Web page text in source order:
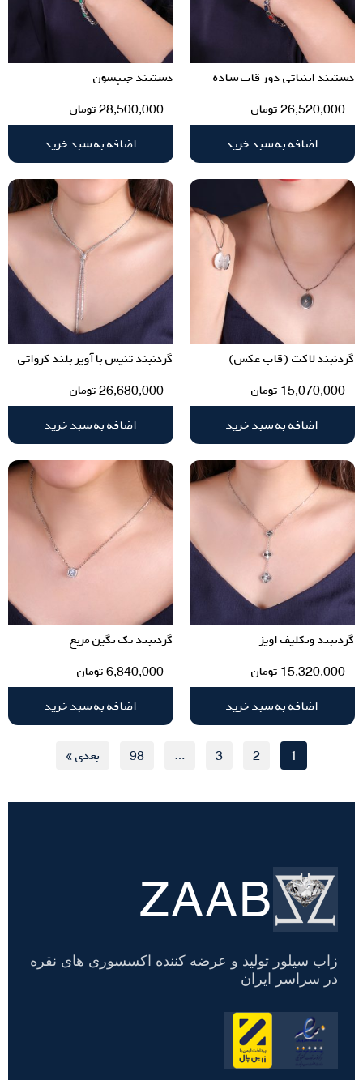
دستبند ابنباتی دور قاب ساده
26,520,000تومان
اضافه به سبد خرید
دستبند جیپسون
28,500,000تومان
اضافه به سبد خرید
گردنبند لاکت (قاب عکس)
15,070,000 تومان
اضافه به سبد خرید
گردنبند تنیس با آویز بلند کرواتی
26,680,000تومان
اضافه به سبد خرید
گردنبند ونکلیف اویز
15,320,000 تومان
اضافه به سبد خرید
گردنبند تک نگین مربع
6,840,000تومان
اضافه به سبد خرید
1
2
3
…
98 بعدی »
تسویه
حساب
ZAAB
زاب سیلور تولید و عرضه کننده اکسسوری های نقره
در سراسر ایران